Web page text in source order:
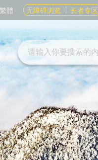
繁體 无障碍浏览 长者专区